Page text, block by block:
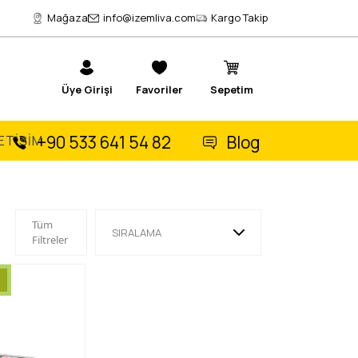
Tüm
Filtreler
SIRALAMA
Üye Girişi Favoriler Sepetim
Mağaza info@izemliva.com Kargo Takip
+90 533 641 54 82 Blog